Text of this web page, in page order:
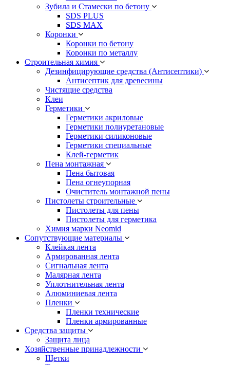
Зубила и Стамески по бетону
SDS PLUS
SDS MAX
Коронки
Коронки по бетону
Коронки по металлу
Строительная химия
Дезинфицирующие средства (Антисептики)
Антисептик для древесины
Чистящие средства
Клеи
Герметики
Герметики акриловые
Герметики полиуретановые
Герметики силиконовые
Герметики специальные
Клей-герметик
Пена монтажная
Пена бытовая
Пена огнеупорная
Очиститель монтажной пены
Пистолеты строительные
Пистолеты для пены
Пистолеты для герметика
Химия марки Neomid
Сопутствующие материалы
Клейкая лента
Армированная лента
Сигнальная лента
Малярная лента
Уплотнительная лента
Алюминиевая лента
Пленки
Пленки технические
Пленки армированные
Средства защиты
Защита лица
Хозяйственные принадлежности
Щетки